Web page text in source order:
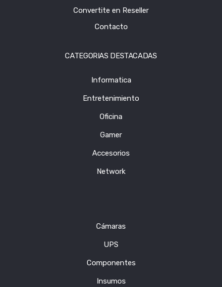
Convertite en Reseller
Contacto
CATEGORIAS DESTACADAS
Informatica
Entretenimiento
Oficina
Gamer
Accesorios
Network
Cámaras
UPS
Componentes
Insumos